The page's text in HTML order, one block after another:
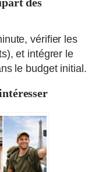
vérifier les
et intégrer le
le budget initial.